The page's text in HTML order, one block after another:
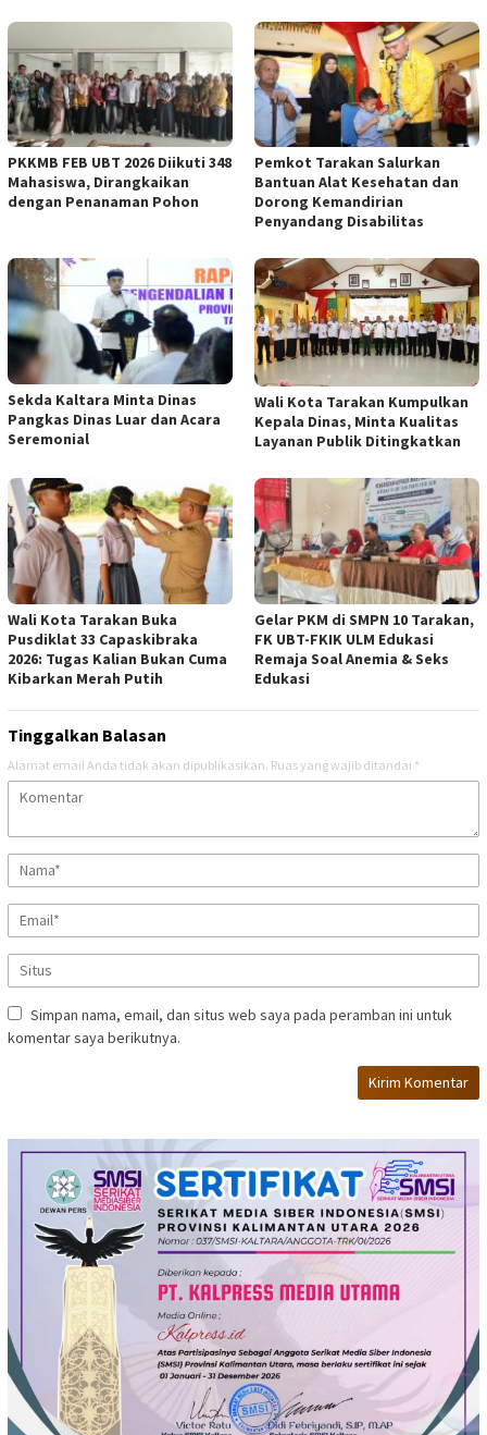
PKKMB FEB UBT 2026 Diikuti 348
Mahasiswa, Dirangkaikan
dengan Penanaman Pohon
Pemkot Tarakan Salurkan
Bantuan Alat Kesehatan dan
Dorong Kemandirian
Penyandang Disabilitas
Sekda Kaltara Minta Dinas
Pangkas Dinas Luar dan Acara
Seremonial
Wali Kota Tarakan Kumpulkan
Kepala Dinas, Minta Kualitas
Layanan Publik Ditingkatkan
Wali Kota Tarakan Buka
Pusdiklat 33 Capaskibraka
2026: Tugas Kalian Bukan Cuma
Kibarkan Merah Putih
Gelar PKM di SMPN 10 Tarakan,
FK UBT-FKIK ULM Edukasi
Remaja Soal Anemia & Seks
Edukasi
Tinggalkan Balasan
Alamat email Anda tidak akan dipublikasikan. Ruas yang wajib ditandai *
Simpan nama, email, dan situs web saya pada peramban ini untuk
komentar saya berikutnya.